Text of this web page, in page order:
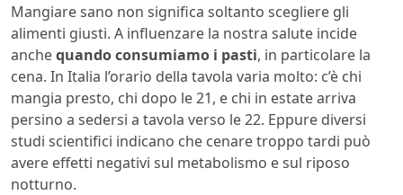
Mangiare sano non significa soltanto scegliere gli
alimenti giusti. A influenzare la nostra salute incide
anchequando consumiamo i pasti, in particolare la
cena. In Italia l’orario della tavola varia molto: c’è chi
mangia presto, chi dopo le 21, e chi in estate arriva
persino a sedersi a tavola verso le 22. Eppure diversi
studi scientifici indicano che cenare troppo tardi può
avere effetti negativi sul metabolismo e sul riposo
notturno.